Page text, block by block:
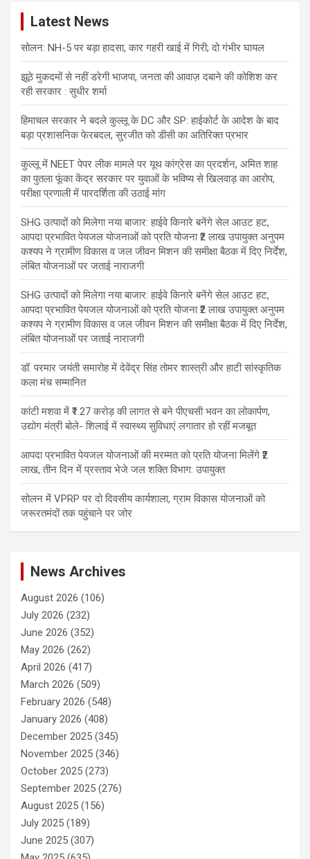
Latest News
सोलन: NH-5 पर बड़ा हादसा, कार गहरी खाई में गिरी; दो गंभीर घायल
झूठे मुकदमों से नहीं डरेगी भाजपा, जनता की आवाज़ दबाने की कोशिश कर
रही सरकार : सुधीर शर्मा
हिमाचल सरकार ने बदले कुल्लू के DC और SP: हाईकोर्ट के आदेश के बाद
बड़ा प्रशासनिक फेरबदल, सुरजीत को डीसी का अतिरिक्त प्रभार
कुल्लू में NEET पेपर लीक मामले पर यूथ कांग्रेस का प्रदर्शन, अमित शाह
का पुतला फूंका केंद्र सरकार पर युवाओं के भविष्य से खिलवाड़ का आरोप,
परीक्षा प्रणाली में पारदर्शिता की उठाई मांग
SHG उत्पादों को मिलेगा नया बाजार: हाईवे किनारे बनेंगे सेल आउट हट,
आपदा प्रभावित पेयजल योजनाओं को प्रति योजना ₹2 लाख उपायुक्त अनुपम
कश्यप ने ग्रामीण विकास व जल जीवन मिशन की समीक्षा बैठक में दिए निर्देश,
लंबित योजनाओं पर जताई नाराजगी
SHG उत्पादों को मिलेगा नया बाजार: हाईवे किनारे बनेंगे सेल आउट हट,
आपदा प्रभावित पेयजल योजनाओं को प्रति योजना ₹2 लाख उपायुक्त अनुपम
कश्यप ने ग्रामीण विकास व जल जीवन मिशन की समीक्षा बैठक में दिए निर्देश,
लंबित योजनाओं पर जताई नाराजगी
डॉ. परमार जयंती समारोह में देवेंद्र सिंह तोमर शास्त्री और हाटी सांस्कृतिक
कला मंच सम्मानित
कांटी मशवा में ₹1.27 करोड़ की लागत से बने पीएचसी भवन का लोकार्पण,
उद्योग मंत्री बोले- शिलाई में स्वास्थ्य सुविधाएं लगातार हो रहीं मजबूत
आपदा प्रभावित पेयजल योजनाओं की मरम्मत को प्रति योजना मिलेंगे ₹2
लाख, तीन दिन में प्रस्ताव भेजे जल शक्ति विभाग: उपायुक्त
सोलन में VPRP पर दो दिवसीय कार्यशाला, ग्राम विकास योजनाओं को
जरूरतमंदों तक पहुंचाने पर जोर
News Archives
August 2026 (106)
July 2026 (232)
June 2026 (352)
May 2026 (262)
April 2026 (417)
March 2026 (509)
February 2026 (548)
January 2026 (408)
December 2025 (345)
November 2025 (346)
October 2025 (273)
September 2025 (276)
August 2025 (156)
July 2025 (189)
June 2025 (307)